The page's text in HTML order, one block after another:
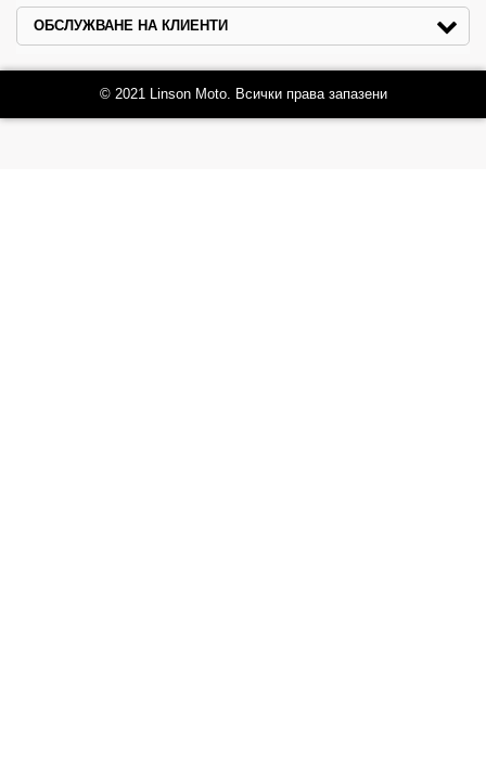
ОБСЛУЖВАНЕ НА КЛИЕНТИ
© 2021 Linson Moto. Всички права запазени